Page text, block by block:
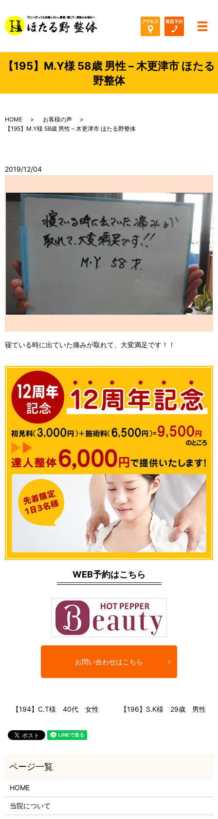
メ
【195】M.Y様 58歳 男性 – 木更津市 ほたる
野整体
HOME
お客様の声
【195】M.Y様 58歳 男性 – 木更津市 ほたる野整体
2019/12/04
寝ている時に出ていた痛みが取れて、大変満足です！！
WEB予約はこちら
お問い合わせはこちら
【194】C.T様 40代 女性 【196】S.K様 29歳 男性
HOME
当院について